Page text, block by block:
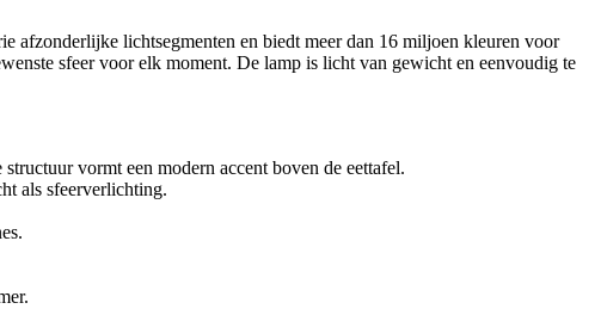
afzonderlijke lichtsegmenten en biedt meer dan 16 miljoen kleuren voor
sfeer voor elk moment. De lamp is licht van gewicht en eenvoudig te
vormt een modern accent boven de eettafel.
als sfeerverlichting.